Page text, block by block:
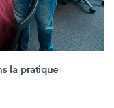
la pratique